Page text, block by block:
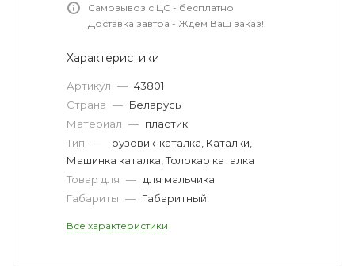
Самовывоз с ЦС - бесплатно
Доставка завтра - Ждем Ваш заказ!
Характеристики
Артикул — 43801
Страна — Беларусь
Материал — пластик
Тип — Грузовик-каталка, Каталки,
Машинка каталка, Толокар каталка
Товар для — для мальчика
Габариты — Габаритный
Все характеристики